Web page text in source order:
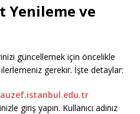
Yenileme ve
güncellemek için öncelikle
gerekir. İşte detaylar:
auzef.istanbul.edu.tr
giriş yapın. Kullanıcı adınız